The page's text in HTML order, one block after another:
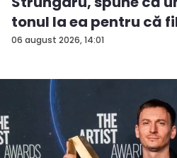
06 august 2026, 14:01
tonul la ea pentru că
a...